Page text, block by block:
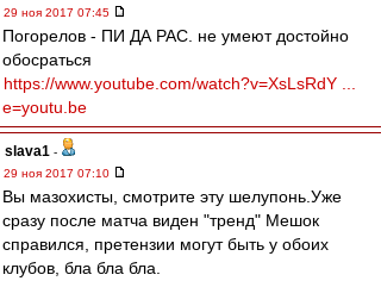
29 ноя 2017 07:45
Погорелов - ПИ ДА РАС. не умеют достойно
обосраться
https://www.youtube.com/watch?v=XsLsRdY ...
e=youtu.be
slava1 -
29 ноя 2017 07:10
Вы мазохисты, смотрите эту шелупонь.Уже
сразу после матча виден "тренд" Мешок
справился, претензии могут быть у обоих
клубов, бла бла бла.